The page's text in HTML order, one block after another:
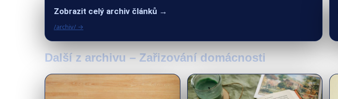
Zobrazit celý archiv článků →
/archiv/ →
Další z archivu – Zařizování domácnosti